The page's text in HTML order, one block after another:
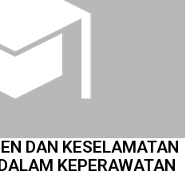
DAN KESELAMATAN
KEPERAWATAN